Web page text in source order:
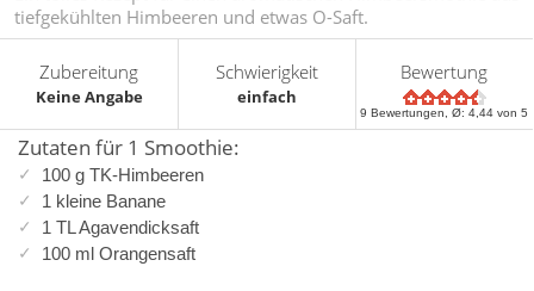
tiefgekühlten Himbeeren und etwas O-Saft.
Zubereitung
Keine Angabe
Schwierigkeit
einfach
Bewertung
9 Bewertungen, Ø:4,44 von 5
Zutaten für 1 Smoothie:
100 g TK-Himbeeren
1 kleine Banane
1 TL Agavendicksaft
100 ml Orangensaft